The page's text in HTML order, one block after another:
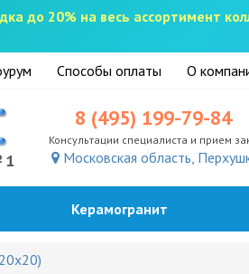
до 20% на весь ассортимент
Способы оплаты О
8 (495) 199-79-84
Консультации специалиста и прием
Московская область,
Керамогранит